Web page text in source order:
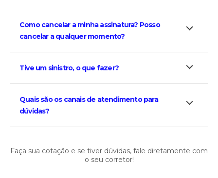
Como cancelar a minha assinatura? Posso
cancelar a qualquer momento?
Tive um sinistro, o que fazer?
Quais são os canais de atendimento para
dúvidas?
Faça sua cotação e se tiver dúvidas, fale diretamente com
o seu corretor!